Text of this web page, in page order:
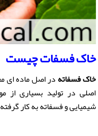
خاک فسفات چیست
خاک فسفاتهدر اصل ماده ای
اصلی در تولید بسیاری از
شیمیایی و فسفاته به کار